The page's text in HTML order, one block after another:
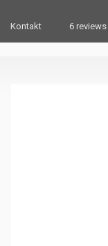
Kontakt 6